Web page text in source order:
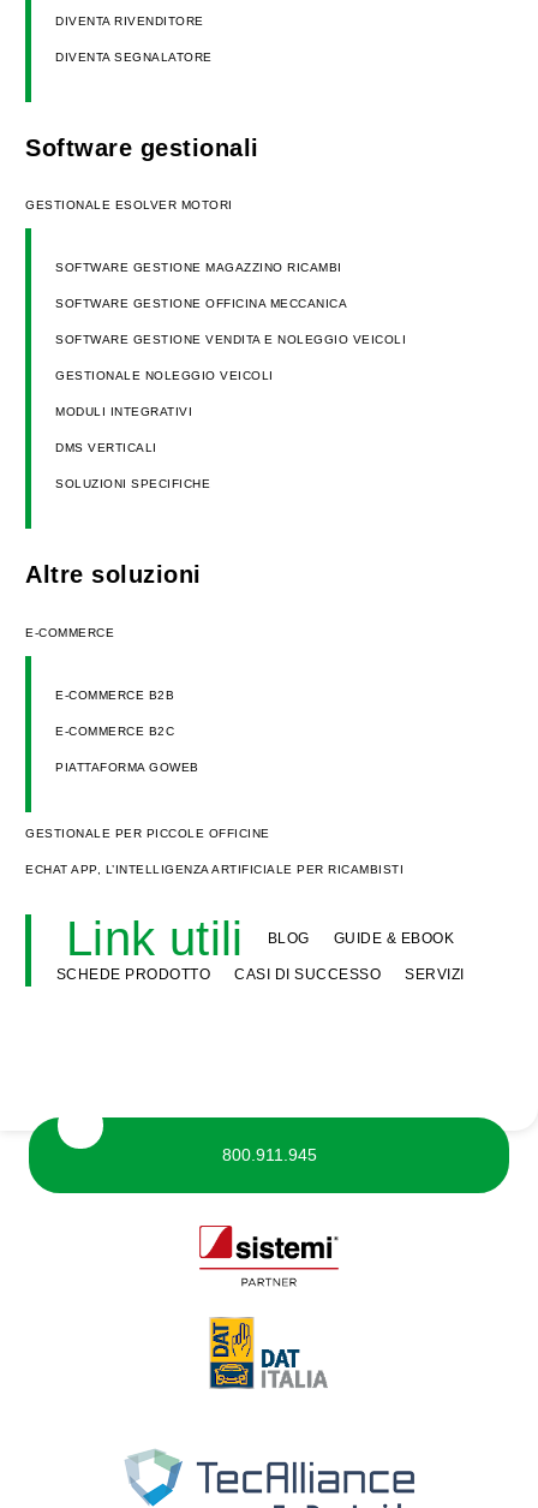
DIVENTA RIVENDITORE
DIVENTA SEGNALATORE
Software gestionali
GESTIONALE ESOLVER MOTORI
SOFTWARE GESTIONE MAGAZZINO RICAMBI
SOFTWARE GESTIONE OFFICINA MECCANICA
SOFTWARE GESTIONE VENDITA E NOLEGGIO VEICOLI
GESTIONALE NOLEGGIO VEICOLI
MODULI INTEGRATIVI
DMS VERTICALI
SOLUZIONI SPECIFICHE
Altre soluzioni
E-COMMERCE
E-COMMERCE B2B
E-COMMERCE B2C
PIATTAFORMA GOWEB
GESTIONALE PER PICCOLE OFFICINE
ECHAT APP, L’INTELLIGENZA ARTIFICIALE PER RICAMBISTI
Link utili BLOG GUIDE & EBOOK
SCHEDE PRODOTTO CASI DI SUCCESSO SERVIZI
800.911.945